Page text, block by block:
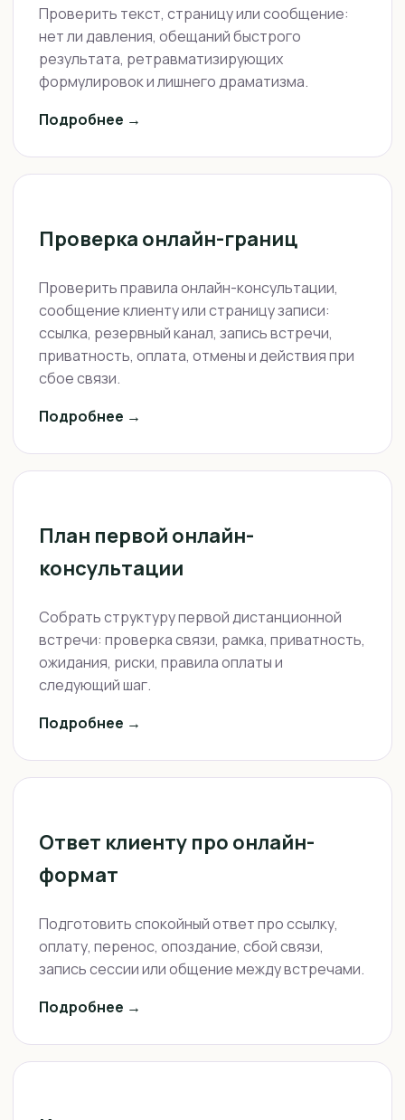
Проверить текст, страницу или сообщение:
нет ли давления, обещаний быстрого
результата, ретравматизирующих
формулировок и лишнего драматизма.
Подробнее →
Проверка онлайн-границ
Проверить правила онлайн-консультации,
сообщение клиенту или страницу записи:
ссылка, резервный канал, запись встречи,
приватность, оплата, отмены и действия при
сбое связи.
Подробнее →
План первой онлайн-
консультации
Собрать структуру первой дистанционной
встречи: проверка связи, рамка, приватность,
ожидания, риски, правила оплаты и
следующий шаг.
Подробнее →
Ответ клиенту про онлайн-
формат
Подготовить спокойный ответ про ссылку,
оплату, перенос, опоздание, сбой связи,
запись сессии или общение между встречами.
Подробнее →